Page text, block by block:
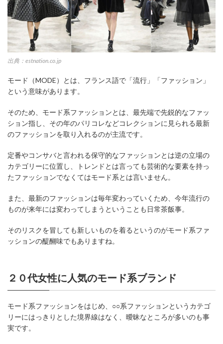
出典：estnation.co.jp
モード（MODE）とは、フランス語で「流行」「ファッション」
という意味があります。
そのため、モード系ファッションとは、最先端で先鋭的なファッ
ション指し、その年のパリコレなどコレクションに見られる最新
のファッションを取り入れるのが主流です。
定番やコンサバと言われる保守的なファッションとは逆の立場の
カテゴリーに位置し、トレンドとは言っても芸術的な要素を持っ
たファッションでなくてはモード系とは言いません。
また、最新のファッションは毎年変わっていくため、今年流行の
ものが来年には変わってしまうということも日常茶飯事。
そのリスクを冒しても新しいものを着るというのがモード系ファ
ッションの醍醐味でもありますね。
２０代女性に人気のモード系ブランド
モード系ファッションをはじめ、○○系ファッションというカテゴ
リーにはっきりとした境界線はなく、曖昧なところが多いのも事
実です。